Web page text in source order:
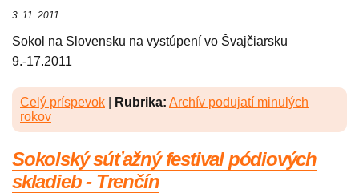
3. 11. 2011
Sokol na Slovensku na vystúpení vo Švajčiarsku
9.-17.2011
Celý príspevok Rubrika: Archív podujatí minulých
rokov
Sokolský súťažný festival pódiových
skladieb - Trenčín